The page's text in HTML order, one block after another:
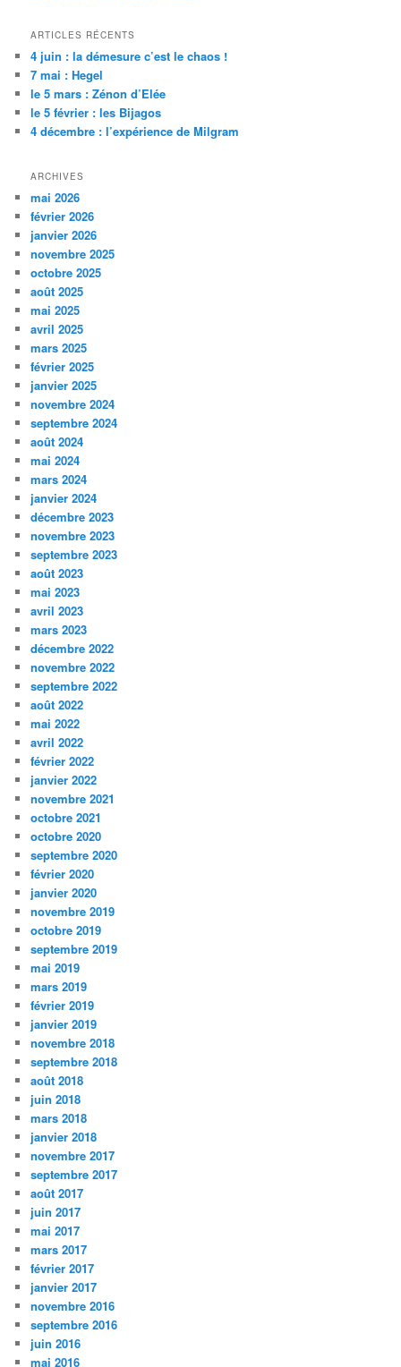
ARTICLES RÉCENTS
4 juin : la démesure c’est le chaos !
7 mai : Hegel
le 5 mars : Zénon d’Elée
le 5 février : les Bijagos
4 décembre : l’expérience de Milgram
ARCHIVES
mai 2026
février 2026
janvier 2026
novembre 2025
octobre 2025
août 2025
mai 2025
avril 2025
mars 2025
février 2025
janvier 2025
novembre 2024
septembre 2024
août 2024
mai 2024
mars 2024
janvier 2024
décembre 2023
novembre 2023
septembre 2023
août 2023
mai 2023
avril 2023
mars 2023
décembre 2022
novembre 2022
septembre 2022
août 2022
mai 2022
avril 2022
février 2022
janvier 2022
novembre 2021
octobre 2021
octobre 2020
septembre 2020
février 2020
janvier 2020
novembre 2019
octobre 2019
septembre 2019
mai 2019
mars 2019
février 2019
janvier 2019
novembre 2018
septembre 2018
août 2018
juin 2018
mars 2018
janvier 2018
novembre 2017
septembre 2017
août 2017
juin 2017
mai 2017
mars 2017
février 2017
janvier 2017
novembre 2016
septembre 2016
juin 2016
mai 2016